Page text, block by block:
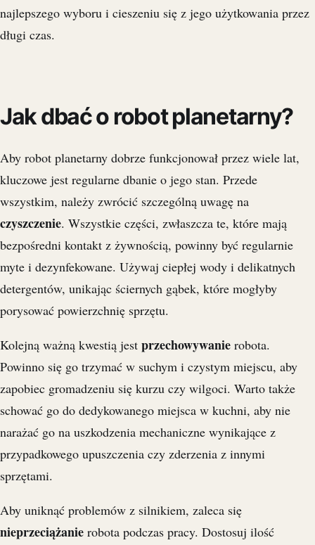
najlepszego wyboru i cieszeniu się z jego użytkowania przez
długi czas.
Jak dbać o robot planetarny?
Aby robot planetarny dobrze funkcjonował przez wiele lat,
kluczowe jest regularne dbanie o jego stan. Przede
wszystkim, należy zwrócić szczególną uwagę na
czyszczenie. Wszystkie części, zwłaszcza te, które mają
bezpośredni kontakt z żywnością, powinny być regularnie
myte i dezynfekowane. Używaj ciepłej wody i delikatnych
detergentów, unikając ściernych gąbek, które mogłyby
porysować powierzchnię sprzętu.
Kolejną ważną kwestią jest przechowywanie robota.
Powinno się go trzymać w suchym i czystym miejscu, aby
zapobiec gromadzeniu się kurzu czy wilgoci. Warto także
schować go do dedykowanego miejsca w kuchni, aby nie
narażać go na uszkodzenia mechaniczne wynikające z
przypadkowego upuszczenia czy zderzenia z innymi
sprzętami.
Aby uniknąć problemów z silnikiem, zaleca się
nieprzeciążanie robota podczas pracy. Dostosuj ilość